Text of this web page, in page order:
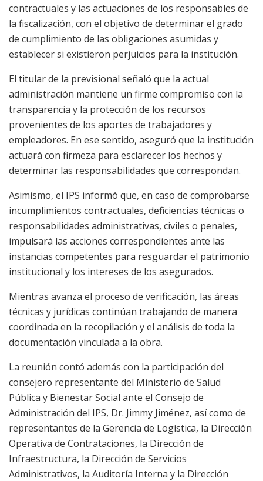
contractuales y las actuaciones de los responsables de
la fiscalización, con el objetivo de determinar el grado
de cumplimiento de las obligaciones asumidas y
establecer si existieron perjuicios para la institución.
El titular de la previsional señaló que la actual
administración mantiene un firme compromiso con la
transparencia y la protección de los recursos
provenientes de los aportes de trabajadores y
empleadores. En ese sentido, aseguró que la institución
actuará con firmeza para esclarecer los hechos y
determinar las responsabilidades que correspondan.
Asimismo, el IPS informó que, en caso de comprobarse
incumplimientos contractuales, deficiencias técnicas o
responsabilidades administrativas, civiles o penales,
impulsará las acciones correspondientes ante las
instancias competentes para resguardar el patrimonio
institucional y los intereses de los asegurados.
Mientras avanza el proceso de verificación, las áreas
técnicas y jurídicas continúan trabajando de manera
coordinada en la recopilación y el análisis de toda la
documentación vinculada a la obra.
La reunión contó además con la participación del
consejero representante del Ministerio de Salud
Pública y Bienestar Social ante el Consejo de
Administración del IPS, Dr. Jimmy Jiménez, así como de
representantes de la Gerencia de Logística, la Dirección
Operativa de Contrataciones, la Dirección de
Infraestructura, la Dirección de Servicios
Administrativos, la Auditoría Interna y la Dirección